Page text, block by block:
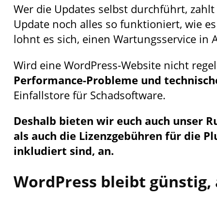
Wer die Updates selbst durchführt,
Update noch alles so funktioniert, wie
lohnt es sich, einen Wartungsservice in
Wird eine WordPress-Website nicht
Performance-Probleme und
Einfallstore für Schadsoftware.
Deshalb bieten wir euch auch unser
als auch die Lizenzgebühren für die
inkludiert sind, an.
WordPress bleibt